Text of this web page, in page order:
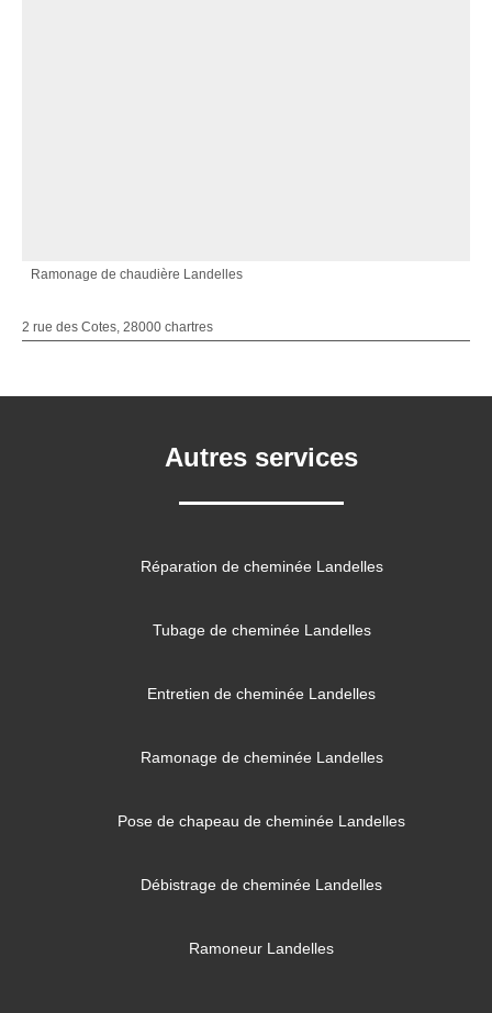
Ramonage de chaudière Landelles
2 rue des Cotes, 28000 chartres
Autres services
Réparation de cheminée Landelles
Tubage de cheminée Landelles
Entretien de cheminée Landelles
Ramonage de cheminée Landelles
Pose de chapeau de cheminée Landelles
Débistrage de cheminée Landelles
Ramoneur Landelles